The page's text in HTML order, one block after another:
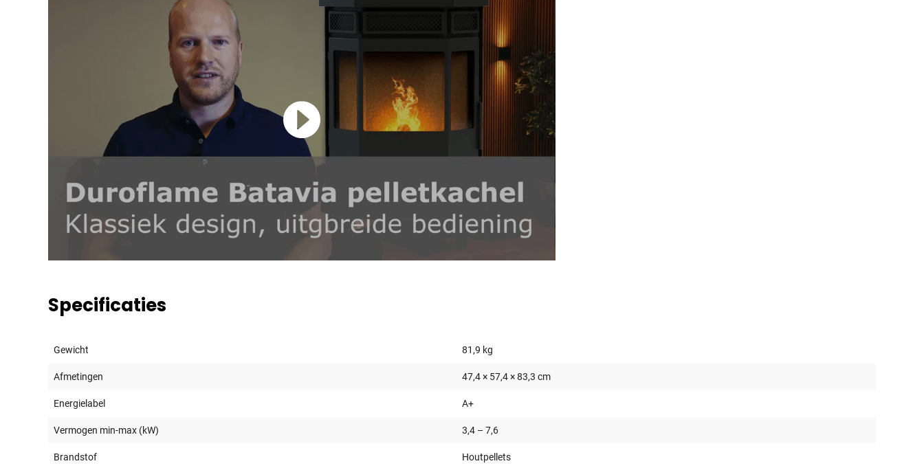
Specificaties
Gewicht 81,9 kg
Afmetingen 47,4 × 57,4 × 83,3 cm
Energielabel A+
Vermogen min-max (kW) 3,4 – 7,6
Brandstof Houtpellets